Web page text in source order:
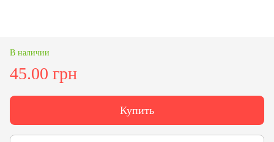
В наличии
45.00 грн
Купить